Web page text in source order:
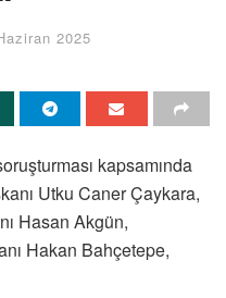
2025
kapsamında
Utku Caner Çaykara,
Hasan Akgün,
Hakan Bahçetepe,